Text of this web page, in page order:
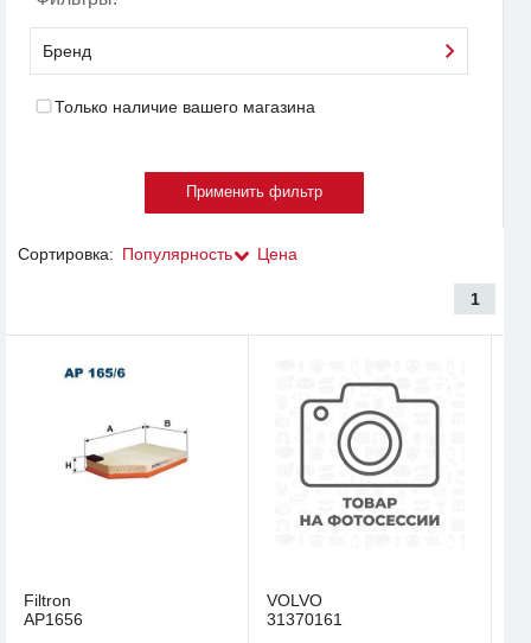
Бренд
Только наличие вашего магазина
Сортировка: Популярность Цена
1
Filtron
AP1656
VOLVO
31370161